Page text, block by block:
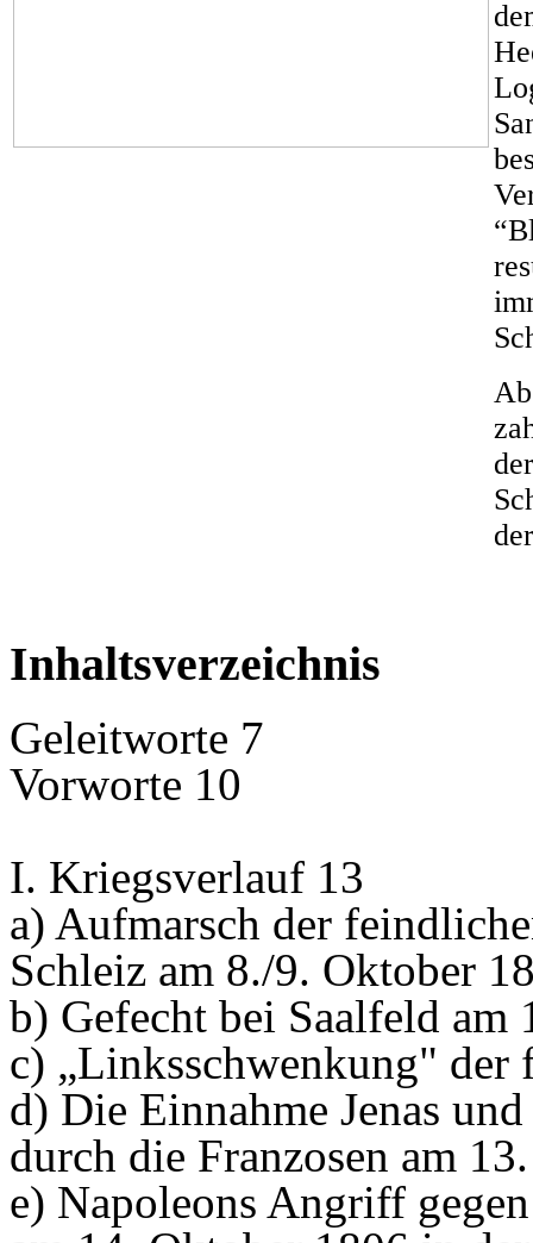
Inhaltsverzeichnis
Geleitworte 7
Vorworte 10
I. Kriegsverlauf 13
a) Aufmarsch der
Schleiz am 8./9. Oktober
b) Gefecht bei Saalfeld am
c) „Linksschwenkung" der
d) Die Einnahme Jenas
durch die Franzosen am
e) Napoleons Angriff